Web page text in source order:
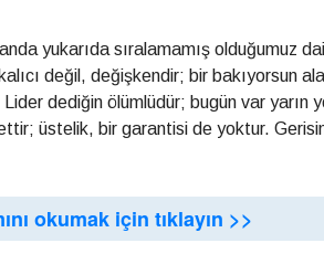
yukarıda sıralamamış olduğumuz
değil, değişkendir; bir bakıyorsun
dediğin ölümlüdür; bugün var yarın
üstelik, bir garantisi de yoktur.
okumak için tıklayın >>